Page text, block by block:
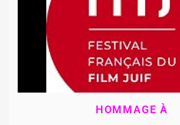
HOMMAGE À